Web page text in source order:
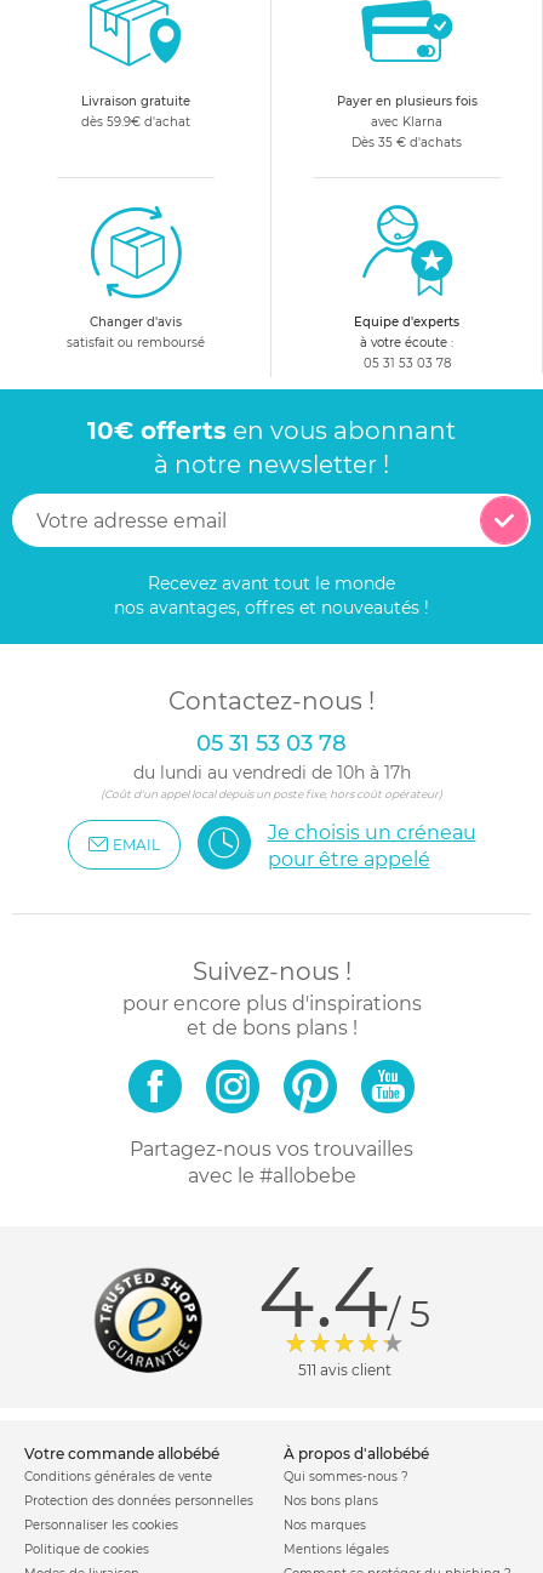
Livraison gratuite
dès 59.9€ d'achat
Payer en plusieurs fois
avec Klarna
Dès 35 € d'achats
Changer d'avis
satisfait ou remboursé
Equipe d'experts
à votre écoute :
05 31 53 03 78
10€ offerts en vous abonnant
à notre newsletter !
Recevez avant tout le monde
nos avantages, offres et nouveautés !
Contactez-nous !
05 31 53 03 78
du lundi au vendredi de 10h à 17h
(Coût d'un appel local depuis un poste fixe, hors coût opérateur)
EMAIL
Je choisis un créneau
pour être appelé
Suivez-nous !
pour encore plus d'inspirations
et de bons plans !
Partagez-nous vos trouvailles
avec le #allobebe
4.4/ 5
511 avis client
votre commande allobébé
Conditions générales de vente
Protection des données personnelles
Personnaliser les cookies
Politique de cookies
à propos d'allobébé
Qui sommes-nous ?
Nos bons plans
Nos marques
Mentions légales